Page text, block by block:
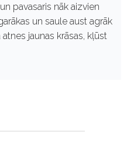
pavasaris nāk aizvien
un saule aust agrāk
jaunas krāsas, kļūst